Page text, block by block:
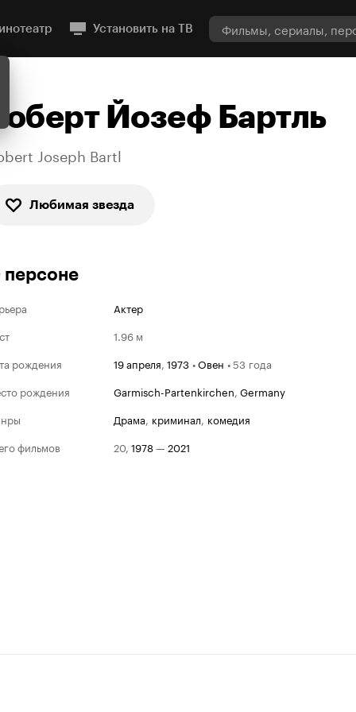
Установить на ТВ
Йозеф Бартль
Joseph Bartl
Любимая звезда
Актер
1.96 м
рождения
19 апреля, 1973 •Овен •53 года
рождения
Garmisch-Partenkirchen, Germany
драма, криминал, комедия
фильмов
20, 1978— 2021